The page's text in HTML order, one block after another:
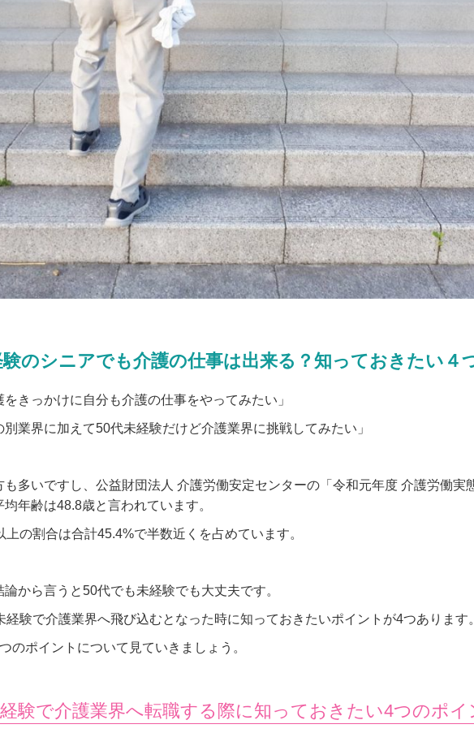
験のシニアでも介護の仕事は出来る？知っておきたい４
をきっかけに自分も介護の仕事をやってみたい」
別業界に加えて50代未経験だけど介護業界に挑戦してみたい」
も多いですし、公益財団法人 介護労働安定センターの「令和元年度 介護労働実
年齢は48.8歳と言われています。
上の割合は合計45.4%で半数近くを占めています。
論から言うと50代でも未経験でも大丈夫です。
経験で介護業界へ飛び込むとなった時に知っておきたいポイントが4つあります
のポイントについて見ていきましょう。
験で介護業界へ転職する際に知っておきたい4つのポイ